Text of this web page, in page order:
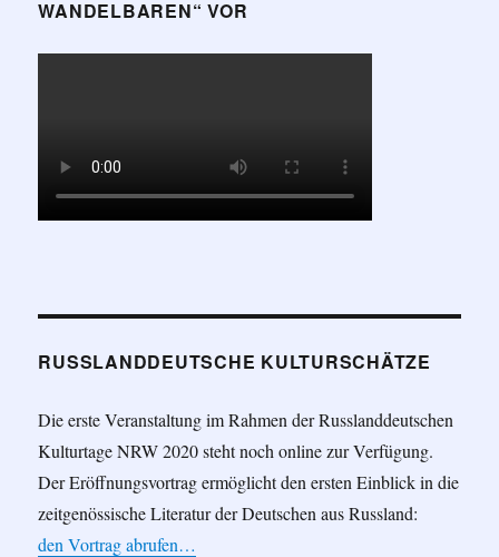
WANDELBAREN“ VOR
RUSSLANDDEUTSCHE KULTURSCHÄTZE
Die erste Veranstaltung im Rahmen der Russlanddeutschen
Kulturtage NRW 2020 steht noch online zur Verfügung.
Der Eröffnungsvortrag ermöglicht den ersten Einblick in die
zeitgenössische Literatur der Deutschen aus Russland:
den Vortrag abrufen…